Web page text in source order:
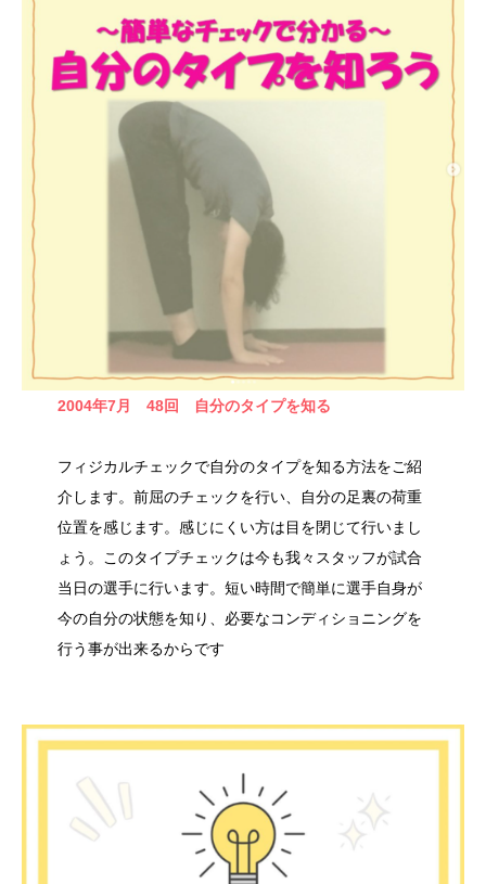
2004年7月 48回 自分のタイプを知る
フィジカルチェックで自分のタイプを知る方法をご紹
介します。前屈のチェックを行い、自分の足裏の荷重
位置を感じます。感じにくい方は目を閉じて行いまし
ょう。このタイプチェックは今も我々スタッフが試合
当日の選手に行います。短い時間で簡単に選手自身が
今の自分の状態を知り、必要なコンディショニングを
行う事が出来るからです